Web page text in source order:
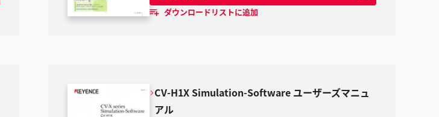
ダウンロードリストに追加
CV-H1X Simulation-Software ユーザーズマニュ
アル